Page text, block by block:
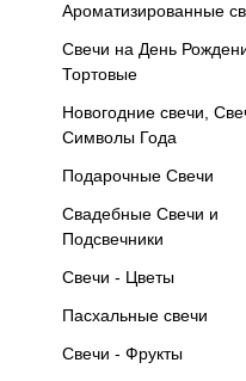
Ароматизированные
Свечи на День
Тортовые
Новогодние свечи,
Символы Года
Подарочные Свечи
Свадебные Свечи и
Подсвечники
Свечи - Цветы
Пасхальные свечи
Свечи - Фрукты